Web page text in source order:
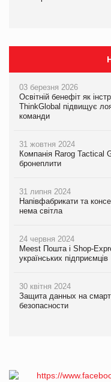
Сергій Лісунов про
03 березня 2026
Освітній бенефіт як
ThinkGlobal підвищує
команди
31 жовтня 2024
Компанія Rarog Tactical
бронеплити
31 липня 2024
Напівфабрикати та
нема світла
24 червня 2024
Meest Пошта і Shop-
українських підприємців
30 квітня 2024
Защита данных на
безопасности